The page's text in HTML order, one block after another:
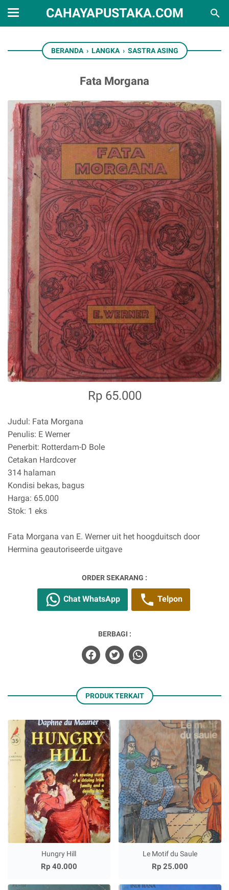
CAHAYAPUSTAKA.COM
BERANDA › LANGKA › SASTRA ASING
Fata Morgana
Rp 65.000
Judul: Fata Morgana
Penulis: E Werner
Penerbit: Rotterdam-D Bole
Cetakan Hardcover
314 halaman
Kondisi bekas, bagus
Harga: 65.000
Stok: 1 eks
Fata Morgana van E. Werner uit het hoogduitsch door
Hermina geautoriseerde uitgave
ORDER SEKARANG :
Chat WhatsApp Telpon
BERBAGI :
PRODUK TERKAIT
Hungry Hill
Rp 40.000
Le Motif du Saule
Rp 25.000